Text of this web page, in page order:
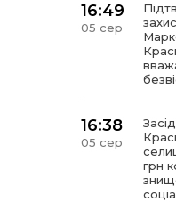
16:49
05 сер
16:38
05 сер
грн